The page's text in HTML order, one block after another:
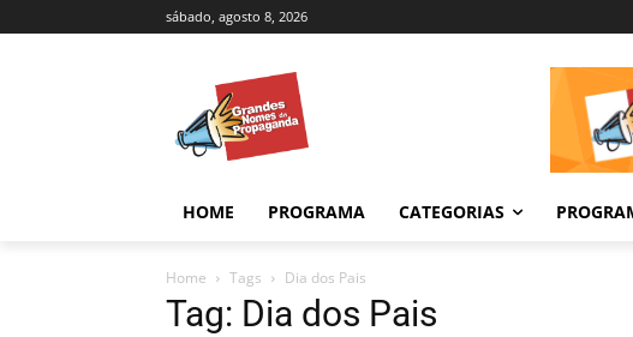
sábado, agosto 8, 2026
HOME PROGRAMA CATEGORIAS
Home Tags Dia dos Pais
Tag: Dia dos Pais